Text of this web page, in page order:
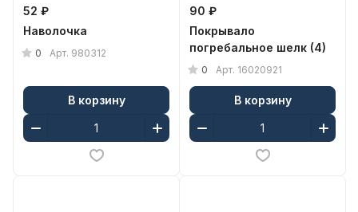
52 ₽
Наволочка
0 Арт. 980312
В корзину
90 ₽
Покрывало
погребальное шелк (4)
0 Арт. 16020921
В корзину